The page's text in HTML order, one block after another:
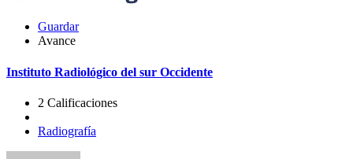
Guardar
Avance
Instituto Radiológico del sur Occidente
2 Calificaciones
Radiografía